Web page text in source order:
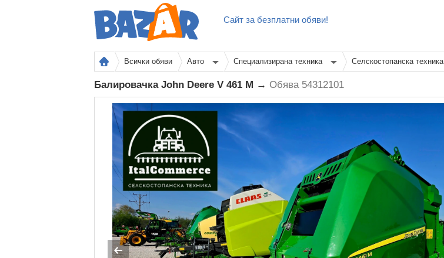
Сайт за безплатни обяви!
Всички обяви Авто Специализирана техника Селскостопанска техника
Балировачка John Deere V 461 M → Обява 54312101